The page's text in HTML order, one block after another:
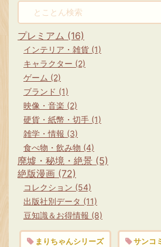
Amazon スポンサーリン
目小僧』 猫目小僧 あら
は妖怪の世界で300年に一
れない猫又の子供として誕
た。 猫又の父親と ...
プレミアム (16)
インテリア・雑貨 (1)
キャラクター (2)
ゲーム (2)
ブランド (1)
映像・音楽 (2)
硬貨・紙幣・切手 (1)
雑学・情報 (3)
食べ物・飲み物 (4)
廃墟・秘境・絶景 (5)
絶版漫画 (72)
コレクション (54)
出版社別データ (11)
豆知識＆お得情報 (8)
まりちゃんシリーズ サンコ